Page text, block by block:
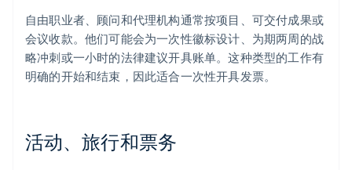
自由职业者、顾问和代理机构通常按项目、可交付成果或
会议收款。他们可能会为一次性徽标设计、为期两周的战
略冲刺或一小时的法律建议开具账单。这种类型的工作有
明确的开始和结束，因此适合一次性开具发票。
活动、旅行和票务